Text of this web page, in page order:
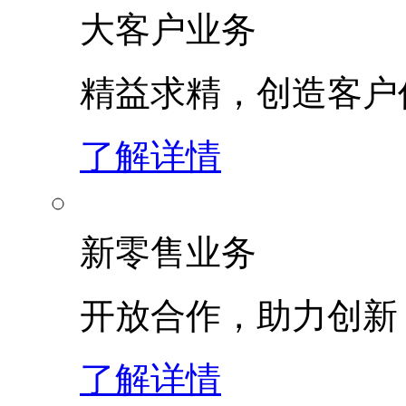
大客户业务
精益求精，创造客
了解详情
新零售业务
开放合作，助力创新
了解详情